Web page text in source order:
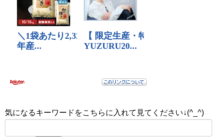
気になるキーワードをこちらに入れて見てください↓(^_^)